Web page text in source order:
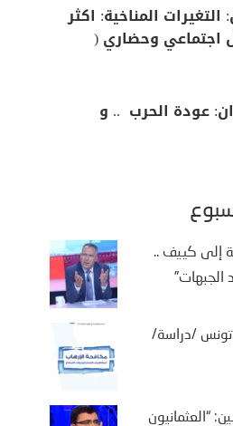
المناخية: اكثر
اجتماعي وحضاري (
عودة الحرب .. و
إلى كييف ..
الجبهات”
تونس /دراسة/
“العثمانيون